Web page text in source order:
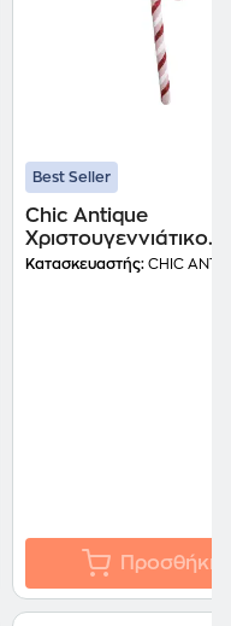
Best Seller
Chic Antique
Χριστουγεννιάτικο
Κρεμαστό Στολίδι
Κατασκευαστής: CHIC
Προσθήκη